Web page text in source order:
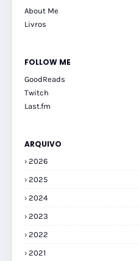
About Me
Livros
FOLLOW ME
GoodReads
Twitch
Last.fm
ARQUIVO
2026
2025
2024
2023
2022
2021